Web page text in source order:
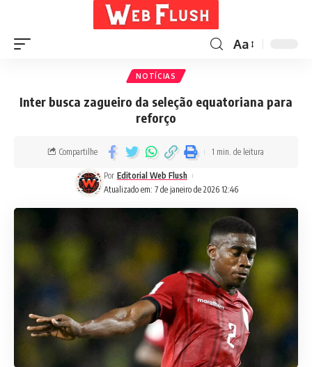
Aa
NOTÍCIAS
Inter busca zagueiro da seleção equatoriana para
reforço
Atualizado em: 7 de janeiro de 2026 12:46
Por Editorial Web Flush
Compartilhe 1 min. de leitura